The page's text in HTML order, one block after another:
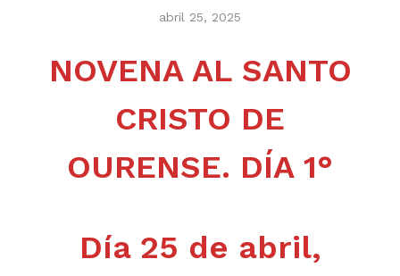
abril 25, 2025
NOVENA AL SANTO
CRISTO DE
OURENSE. DÍA 1°
Día 25 de abril,